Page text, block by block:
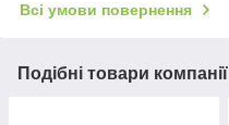
Всі умови повернення
Подібні товари компанії